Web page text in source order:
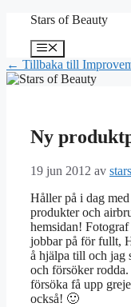
Hoppa
innehåll
Stars of Beauty
Meny
← Tillbaka till
Ny
19 jun 2012 av
Håller på i dag
produkter och
hemsidan!
jobbar på för fullt,
å hjälpa till och jag
och försöker
försöka få upp
också! 🙂